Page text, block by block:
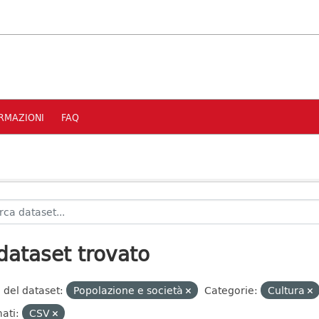
FAQ
trovato
del dataset: Popolazione e società Categorie:
Cultura
CSV